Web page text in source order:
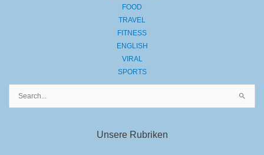
FOOD
TRAVEL
FITNESS
ENGLISH
VIRAL
SPORTS
Unsere Rubriken